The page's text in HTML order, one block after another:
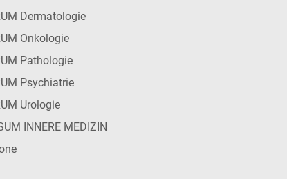
Dermatologie
Onkologie
Pathologie
Psychiatrie
Urologie
INNERE MEDIZIN